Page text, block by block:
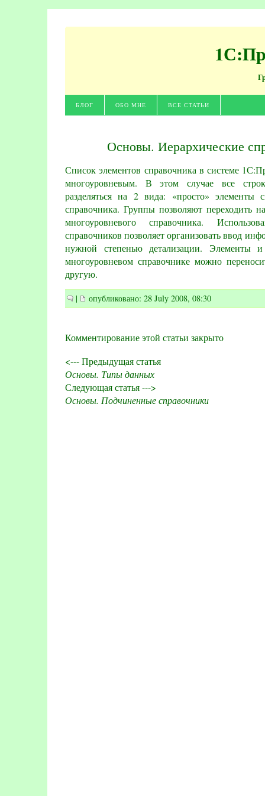
БЛОГ ОБО МНЕ ВСЕ СТАТЬИ
Основы. Иерархические
Список элементов справочника в системе
многоуровневым. В этом случае все
разделяться на 2 вида: «просто» элементы
справочника. Группы позволяют переходить
многоуровневого справочника.
справочников позволяет организовать ввод
нужной степенью детализации. Элементы
многоуровневом справочнике можно
другую.
| опубликовано: 28 July 2008, 08:30
Комментирование этой статьи закрыто
<--- Предыдущая статья
Основы. Типы данных
Следующая статья --->
Основы. Подчиненные справочники